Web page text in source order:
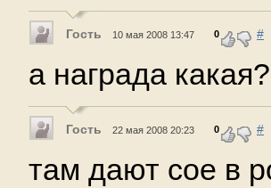
Гость 10 мая 2008 13:47 0 #
а награда какая?
Гость 22 мая 2008 20:23 0 #
там дают сое в